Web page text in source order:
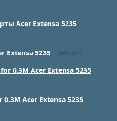
Acer Extensa 5235
Extensa 5235
(WinXP)
0.3M Acer Extensa 5235
Acer Extensa 5235